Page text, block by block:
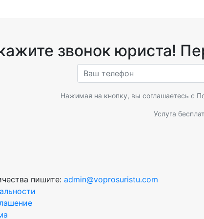
звонок юриста!
Нажимая на кнопку, вы соглашаетесь с
Услуга
пишите: admin@voprosuristu.com